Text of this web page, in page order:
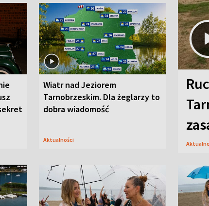
Wiatr nad Jeziorem
Tarnobrzeskim. Dla żeglarzy to
dobra wiadomość
Aktualności